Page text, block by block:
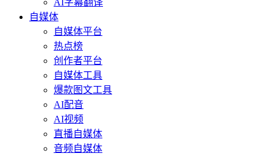
AI字幕翻译
自媒体
自媒体平台
热点榜
创作者平台
自媒体工具
爆款图文工具
AI配音
AI视频
直播自媒体
音频自媒体